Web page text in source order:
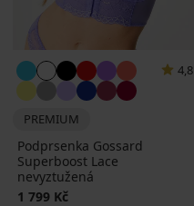
4,8
PREMIUM
Podprsenka Gossard
Superboost Lace
nevyztužená
1 799 Kč